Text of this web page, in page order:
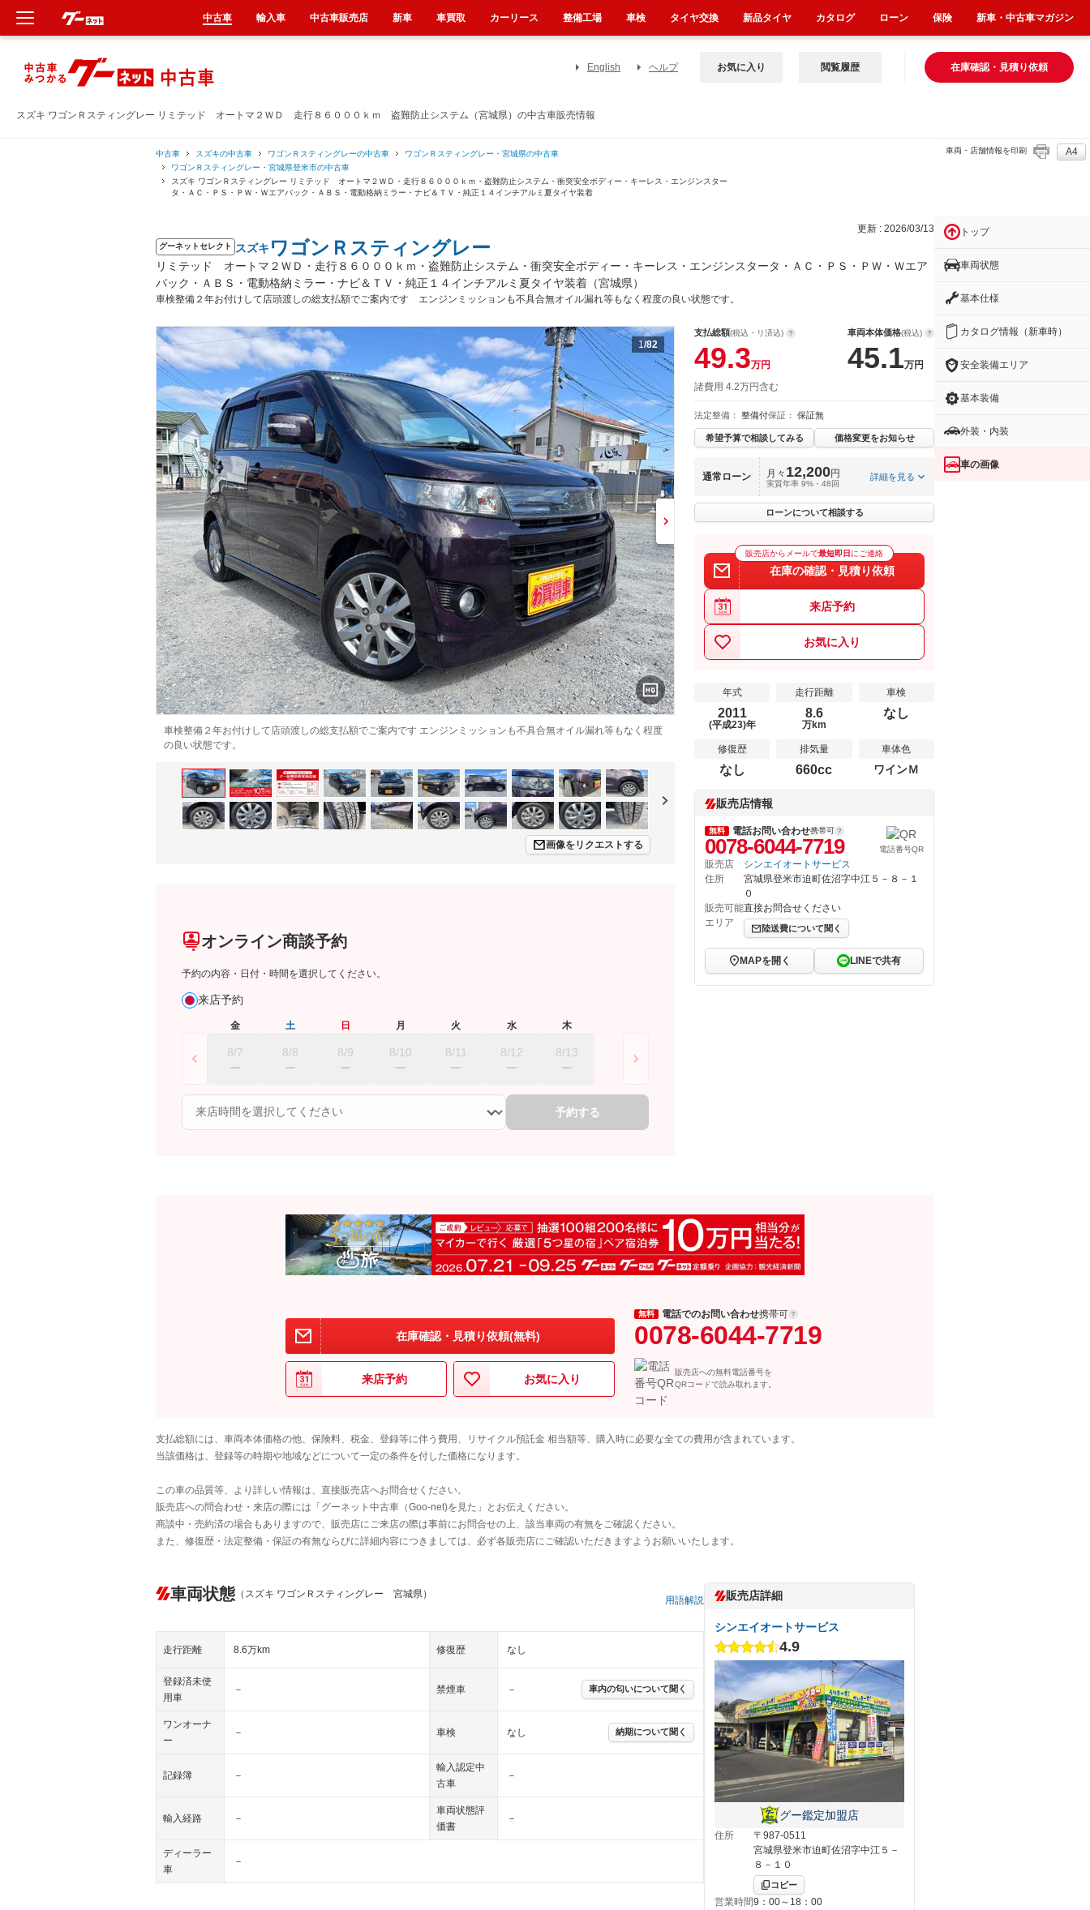
スズキ ワゴンＲスティングレー リミテッド オートマ２ＷＤ 走行８６０００ｋｍ 盗難防止システム（宮城県）の中古車販売情報
English ヘルプ 在庫確認・見積り依頼
お気に入り 閲覧履歴
中古車 スズキの中古車 ワゴンＲスティングレーの中古車
ワゴンＲスティングレー・宮城県の中古車
ワゴンＲスティングレー・宮城県登米市の中古車
スズキ ワゴンＲスティングレー リミテッド オートマ２ＷＤ・走行８６０００ｋｍ・盗難防止システム・衝突安全ボディー・キーレス・エンジンスター
タ・ＡＣ・ＰＳ・ＰＷ・Ｗエアバック・ＡＢＳ・電動格納ミラー・ナビ＆ＴＶ・純正１４インチアルミ夏タイヤ装着
車両・店舗情報を印刷 A4
更新 : 2026/03/13
グーネットセレクト スズキ ワゴンＲスティングレー
リミテッド オートマ２ＷＤ・走行８６０００ｋｍ・盗難防止システム・衝突安全ボディー・キーレス・エンジンスタータ・ＡＣ・ＰＳ・ＰＷ・Ｗエア
バック・ＡＢＳ・電動格納ミラー・ナビ＆ＴＶ・純正１４インチアルミ夏タイヤ装着（宮城県）
車検整備２年お付けして店頭渡しの総支払額でご案内です エンジンミッションも不具合無オイル漏れ等もなく程度の良い状態です。
1/82
車検整備２年お付けして店頭渡しの総支払額でご案内です エンジンミッションも不具合無オイル漏れ等もなく程度
の良い状態です。
画像をリクエストする
オンライン商談予約
予約の内容・日付・時間を選択してください。
来店予約
金
8/7
土
8/8
日
8/9
月
8/10
火
8/11
水
8/12
木
8/13
予約する
支払総額(税込・リ済込)
49.3万円
車両本体価格(税込)
45.1万円
諸費用 4.2万円含む
法定整備： 整備付保証： 保証無
希望予算で相談してみる 価格変更をお知らせ
通常ローン 月々 12,200円
実質年率 9%・48回
詳細を見る
ローンについて相談する
販売店からメールで最短即日 にご連絡
在庫の確認・見積り依頼
来店予約
お気に入り
年式
2011
(平成23)年
走行距離
8.6
万km
車検
なし
修復歴
なし
排気量
660cc
車体色
ワインＭ
販売店情報
無料 電話お問い合わせ携帯可
0078-6044-7719 電話番号QR
販売店
シンエイオートサービス
住所
宮城県登米市迫町佐沼字中江５－８－１
０
販売可能
エリア
直接お問合せください
陸送費について聞く
MAPを開く LINEで共有
在庫確認・見積り依頼(無料)
来店予約 お気に入り
無料 電話でのお問い合わせ携帯可
0078-6044-7719
販売店への無料電話番号を
QRコードで読み取れます。
支払総額には、車両本体価格の他、保険料、税金、登録等に伴う費用、リサイクル預託金 相当額等、購入時に必要な全ての費用が含まれています。
当該価格は、登録等の時期や地域などについて一定の条件を付した価格になります。
この車の品質等、より詳しい情報は、直接販売店へお問合せください。
販売店への問合わせ・来店の際には「グーネット中古車（Goo-net)を見た」とお伝えください。
商談中・売約済の場合もありますので、販売店にご来店の際は事前にお問合せの上、該当車両の有無をご確認ください。
また、修復歴・法定整備・保証の有無ならびに詳細内容につきましては、必ず各販売店にご確認いただきますようお願いいたします。
車両状態 （スズキ ワゴンＲスティングレー 宮城県）
用語解説
走行距離 8.6万km 修復歴 なし
登録済未使
用車
－ 禁煙車 － 車内の匂いについて聞く
ワンオーナ
ー
－ 車検 なし 納期について聞く
記録簿 －
輸入認定中
古車
－
輸入経路 －
車両状態評
価書
－
ディーラー
車
－
販売店詳細
シンエイオートサービス
4.9
グー鑑定加盟店
住所
〒987-0511
宮城県登米市迫町佐沼字中江５－
８－１０
コピー
営業時間9：00～18：00
トップ
車両状態
基本仕様
カタログ情報（新車時）
安全装備エリア
基本装備
外装・内装
車の画像
中古車 輸入車 中古車販売店 新車 車買取 カーリース 整備工場 車検 タイヤ交換 新品タイヤ カタログ ローン 保険 新車・中古車マガジン
新車
中古車